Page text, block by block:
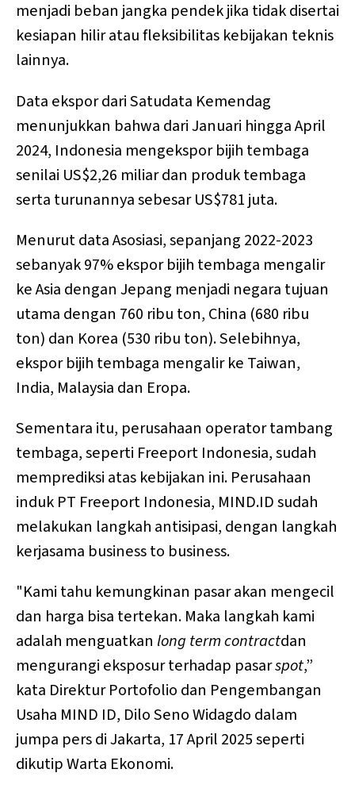
menjadi beban jangka pendek jika tidak disertai
kesiapan hilir atau fleksibilitas kebijakan teknis
lainnya.
Data ekspor dari Satudata Kemendag
menunjukkan bahwa dari Januari hingga April
2024, Indonesia mengekspor bijih tembaga
senilai US$2,26 miliar dan produk tembaga
serta turunannya sebesar US$781 juta.
Menurut data Asosiasi, sepanjang 2022-2023
sebanyak 97% ekspor bijih tembaga mengalir
ke Asia dengan Jepang menjadi negara tujuan
utama dengan 760 ribu ton, China (680 ribu
ton) dan Korea (530 ribu ton). Selebihnya,
ekspor bijih tembaga mengalir ke Taiwan,
India, Malaysia dan Eropa.
Sementara itu, perusahaan operator tambang
tembaga, seperti Freeport Indonesia, sudah
memprediksi atas kebijakan ini. Perusahaan
induk PT Freeport Indonesia, MIND.ID sudah
melakukan langkah antisipasi, dengan langkah
kerjasama business to business.
"Kami tahu kemungkinan pasar akan mengecil
dan harga bisa tertekan. Maka langkah kami
adalah menguatkan long term contractdan
mengurangi eksposur terhadap pasarspot,”
kata Direktur Portofolio dan Pengembangan
Usaha MIND ID, Dilo Seno Widagdo dalam
jumpa pers di Jakarta, 17 April 2025 seperti
dikutip Warta Ekonomi.